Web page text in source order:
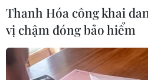
Thanh Hóa công khai
vị chậm đóng bảo hiểm